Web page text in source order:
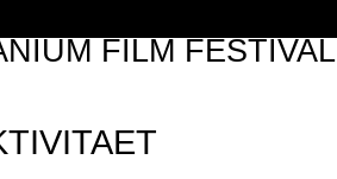
FILM FESTIVAL